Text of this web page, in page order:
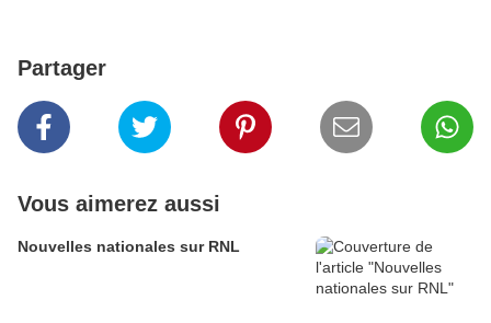
Partager
Vous aimerez aussi
Nouvelles nationales sur RNL